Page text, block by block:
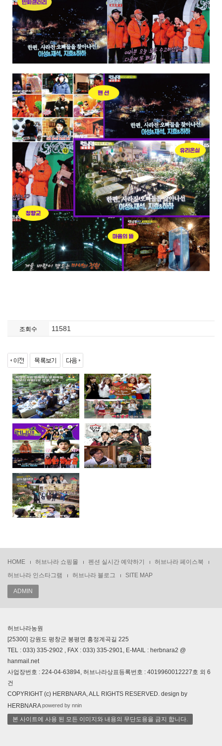
조회수 11581
HOME 허브나라 쇼핑몰 펜션 실시간 예약하기
허브나라 페이스북
허브나라 인스타그램
허브나라 블로그 SITE MAP
ADMIN
허브나라농원
[25300] 강원도 평창군 봉평면 흥정계곡길 225
TEL : 033) 335-2902 , FAX : 033) 335-2901, E-MAIL : herbnara2 @
hanmail.net
사업장번호 : 224-04-63894, 허브나라상표등록번호 : 4019960012227호 외 6
건
COPYRIGHT (c) HERBNARA, ALL RIGHTS RESERVED. design by
HERBNARA powered by nnin
본 사이트에 사용 된 모든 이미지와 내용의 무단도용을 금지 합니다.